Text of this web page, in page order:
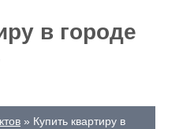
в городе
Купить квартиру в